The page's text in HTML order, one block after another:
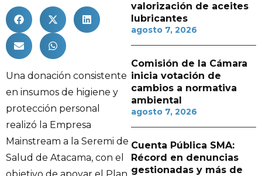
Una donación consistente
en insumos de higiene y
protección personal
realizó la Empresa
Mainstream a la Seremi de
Salud de Atacama, con el
valorización de aceites
lubricantes
agosto 7, 2026
Comisión de la Cámara
inicia votación de
cambios a normativa
ambiental
agosto 7, 2026
Cuenta Pública SMA:
Récord en denuncias
gestionadas y más de